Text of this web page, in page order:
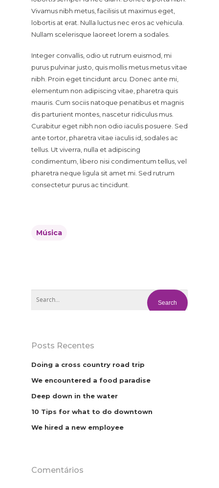
Vivamus nibh metus, facilisis ut maximus eget,
lobortis at erat. Nulla luctus nec eros ac vehicula.
Nullam scelerisque laoreet lorem a sodales.
Integer convallis, odio ut rutrum euismod, mi
purus pulvinar justo, quis mollis metus metus vitae
nibh. Proin eget tincidunt arcu. Donec ante mi,
elementum non adipiscing vitae, pharetra quis
mauris. Cum sociis natoque penatibus et magnis
dis parturient montes, nascetur ridiculus mus.
Curabitur eget nibh non odio iaculis posuere. Sed
ante tortor, pharetra vitae iaculis id, sodales ac
tellus. Ut viverra, nulla et adipiscing
condimentum, libero nisi condimentum tellus, vel
pharetra neque ligula sit amet mi. Sed rutrum
consectetur purus ac tincidunt.
Música
Posts Recentes
Doing a cross country road trip
We encountered a food paradise
Deep down in the water
10 Tips for what to do downtown
We hired a new employee
Comentários